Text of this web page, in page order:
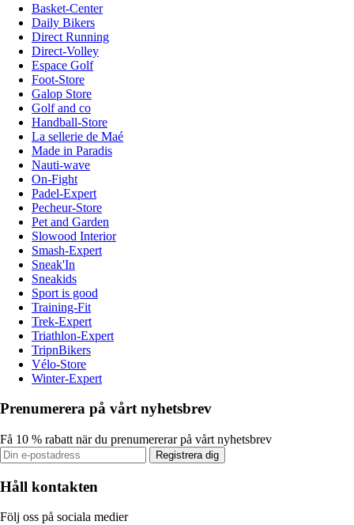
Basket-Center
Daily Bikers
Direct Running
Direct-Volley
Espace Golf
Foot-Store
Galop Store
Golf and co
Handball-Store
La sellerie de Maé
Made in Paradis
Nauti-wave
On-Fight
Padel-Expert
Pecheur-Store
Pet and Garden
Slowood Interior
Smash-Expert
Sneak'In
Sneakids
Sport is good
Training-Fit
Trek-Expert
Triathlon-Expert
TripnBikers
Vélo-Store
Winter-Expert
Prenumerera på vårt nyhetsbrev
Få 10 % rabatt när du prenumererar på vårt nyhetsbrev
Registrera dig
Håll kontakten
Följ oss på sociala medier